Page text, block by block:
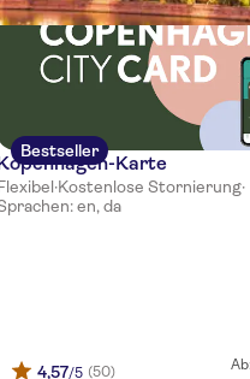
Bestseller
Karte
·Kostenlose Stornierung·
en, da
4,57/5 (50) Ab: